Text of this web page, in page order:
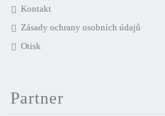
Kontakt
Zásady ochrany osobních údajů
Otisk
Partner